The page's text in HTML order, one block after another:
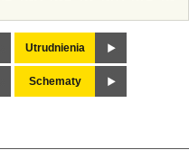
Utrudnienia
Schematy